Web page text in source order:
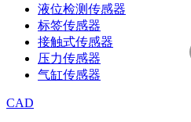
液位检测传感器
标签传感器
接触式传感器
压力传感器
气缸传感器
CAD